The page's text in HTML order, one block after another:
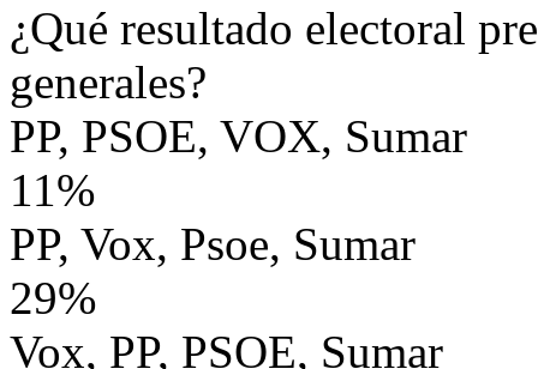
¿Qué resultado electoral
generales?
PP, PSOE, VOX, Sumar
11%
PP, Vox, Psoe, Sumar
29%
Vox, PP, PSOE, Sumar